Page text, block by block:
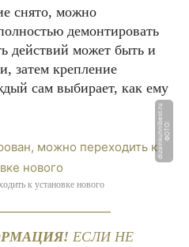
снято, можно
демонтировать
действий может быть и
затем крепление
сам выбирает, как ему
Ф
О
Т
О:
di
z
ai
n
k
u
h
ni
b
e
s
t.
r
u
к установке нового
ЕСЛИ НЕ